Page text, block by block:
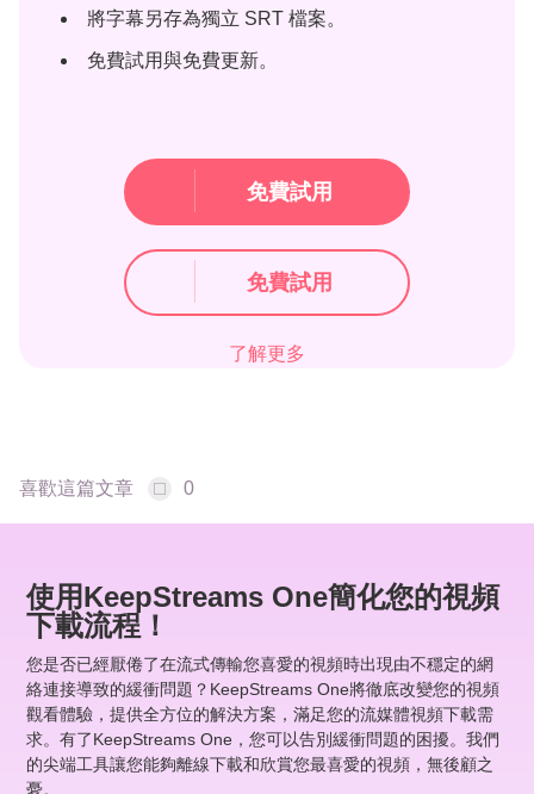
將字幕另存為獨立 SRT 檔案。
免費試用與免費更新。
免費試用
免費試用
了解更多
喜歡這篇文章 0
使用KeepStreams One簡化您的視頻
下載流程！
您是否已經厭倦了在流式傳輸您喜愛的視頻時出現由不穩定的網
絡連接導致的緩衝問題？KeepStreams One將徹底改變您的視頻
觀看體驗，提供全方位的解決方案，滿足您的流媒體視頻下載需
求。有了KeepStreams One，您可以告別緩衝問題的困擾。我們
的尖端工具讓您能夠離線下載和欣賞您最喜愛的視頻，無後顧之
憂。